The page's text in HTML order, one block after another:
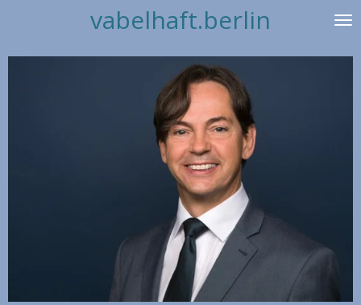
springen
vabelhaft.berlin